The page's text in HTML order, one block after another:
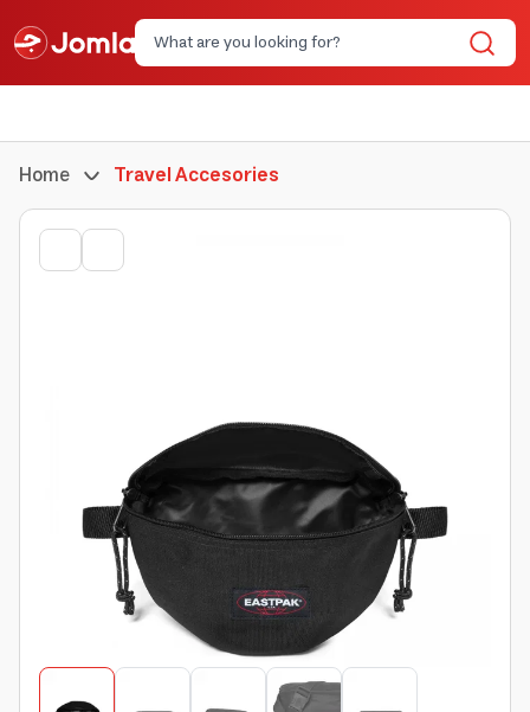
Home Travel Accesories